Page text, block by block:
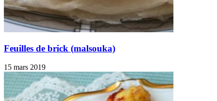
Feuilles de brick (malsouka)
15 mars 2019